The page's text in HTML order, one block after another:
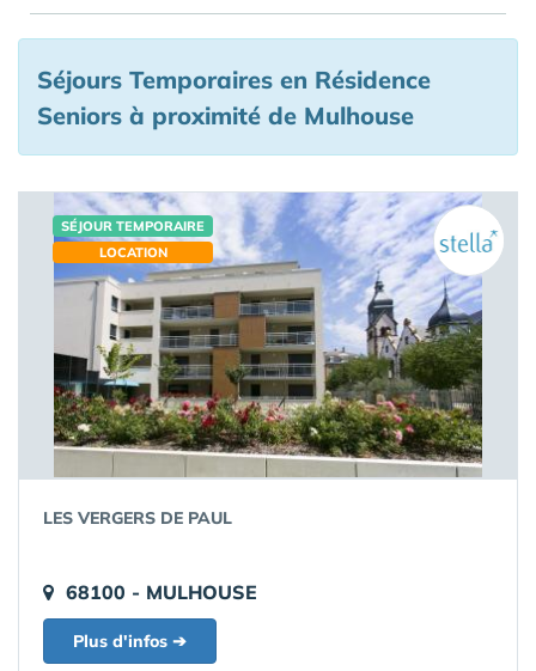
Séjours Temporaires en Résidence
Seniors à proximité de Mulhouse
SÉJOUR TEMPORAIRE
LOCATION
LES VERGERS DE PAUL
68100 - MULHOUSE
Plus d'infos ➔